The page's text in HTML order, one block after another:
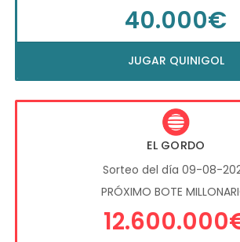
40.000€
JUGAR QUINIGOL
EL GORDO
Sorteo del día 09-08-
PRÓXIMO BOTE